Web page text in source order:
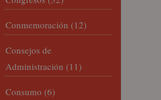
Conmemoración (12)
Consejos de
Administración (11)
Consumo (6)